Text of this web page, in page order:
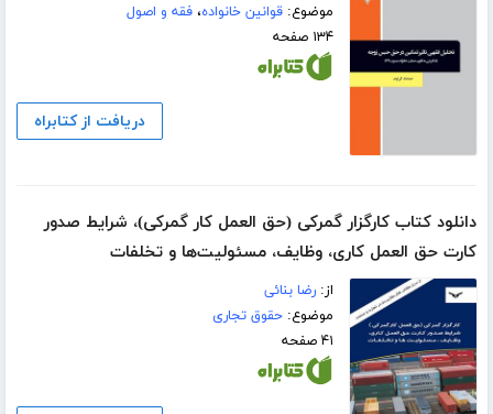
موضوع:قوانین خانواده،فقه و اصول
۱۳۴ صفحه
دریافت از کتابراه
دانلود کتاب کارگزار گمرکی (حق العمل کار گمرکی)، شرایط صدور
کارت حق العمل کاری، وظایف، مسئولیت‌ها و تخلفات
از:رضا بنائی
موضوع:حقوق تجاری
۴۱ صفحه